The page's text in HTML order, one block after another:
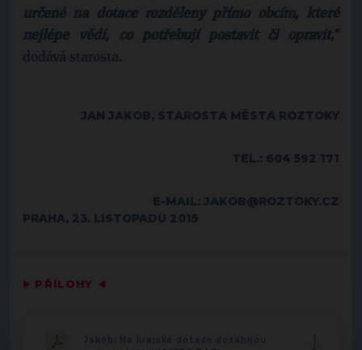
určené na dotace rozděleny přímo obcím, které
nejlépe vědí, co potřebují postavit či opravit,“
dodává starosta.
JAN JAKOB, STAROSTA MĚSTA ROZTOKY
TEL.: 604 592 171
E-MAIL: JAKOB@ROZTOKY.CZ
PRAHA, 23. LISTOPADU 2015
▶ PŘÍLOHY ◀